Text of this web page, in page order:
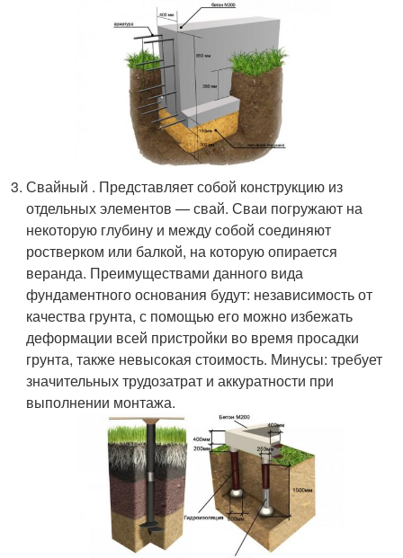
Свайный . Представляет собой конструкцию из
отдельных элементов — свай. Сваи погружают на
некоторую глубину и между собой соединяют
ростверком или балкой, на которую опирается
веранда. Преимуществами данного вида
фундаментного основания будут: независимость от
качества грунта, с помощью его можно избежать
деформации всей пристройки во время просадки
грунта, также невысокая стоимость. Минусы: требует
значительных трудозатрат и аккуратности при
выполнении монтажа.